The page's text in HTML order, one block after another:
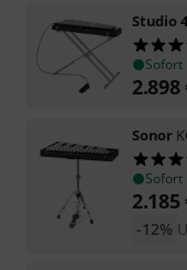
Studio
2.898
Sonor
2.185
-12%